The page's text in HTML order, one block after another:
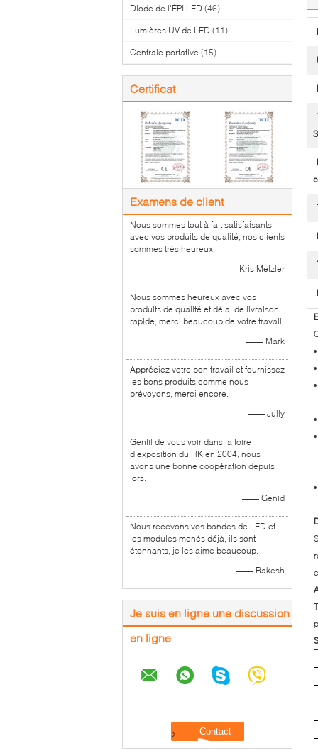
Diode de l'ÉPI LED (46)
Lumières UV de LED (11)
Centrale portative (15)
Certificat
Examens de client
Nous sommes tout à fait satisfaisants
avec vos produits de qualité, nos clients
sommes très heureux.
—— Kris Metzler
Nous sommes heureux avec vos
produits de qualité et délai de livraison
rapide, merci beaucoup de votre travail.
—— Mark
Appréciez votre bon travail et fournissez
les bons produits comme nous
prévoyons, merci encore.
—— Jully
Gentil de vous voir dans la foire
d'exposition du HK en 2004, nous
avons une bonne coopération depuis
lors.
—— Genid
Nous recevons vos bandes de LED et
les modules menés déjà, ils sont
étonnants, je les aime beaucoup.
—— Rakesh
Je suis en ligne une discussion
en ligne